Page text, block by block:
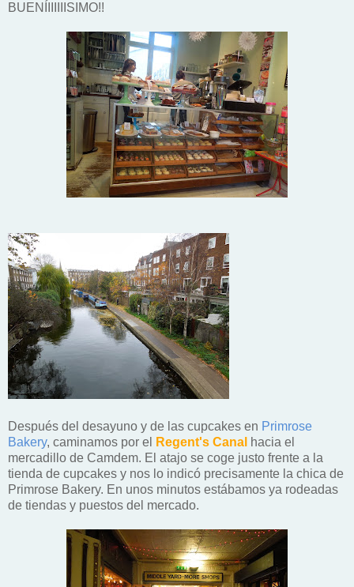
BUENÍIIIIIISIMO!!
Después del desayuno y de las cupcakes en Primrose
Bakery, caminamos por el Regent's Canal hacia el
mercadillo de Camdem. El atajo se coge justo frente a la
tienda de cupcakes y nos lo indicó precisamente la chica de
Primrose Bakery. En unos minutos estábamos ya rodeadas
de tiendas y puestos del mercado.